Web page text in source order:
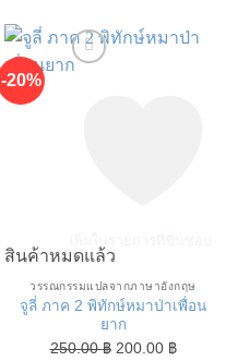
-20%
สินค้าหมดแล้ว
วรรณกรรมแปลจากภาษาอังกฤษ
จูลี่ ภาค 2 พิทักษ์หมาป่าเพื่อน
ยาก
250.00฿ Original
200.00 ฿Current